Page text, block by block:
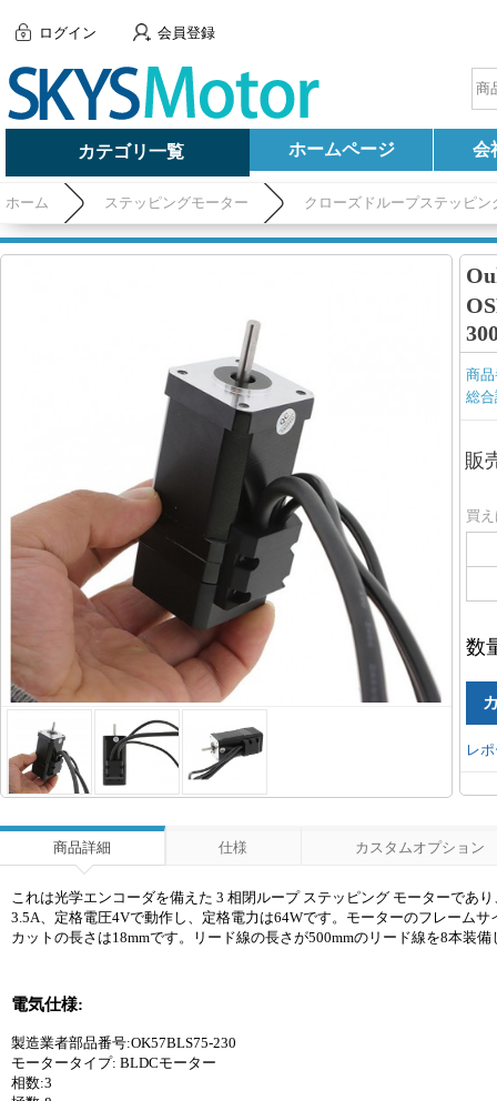
ログイン 会員登録
カテゴリ一覧 ホームページ 会
ホーム ステッピングモーター クローズドループステッピン
き 3相 20Ncm 4V 64W 3000RPM 42x42 mm
商
総
販
買
数
レ
商品詳細 仕様 カスタムオプション
これは光学エンコーダを備えた 3 相閉ループ ステッピング モーターであ
3.5A、定格電圧4Vで動作し、定格電力は64Wです。モーターのフレーム
カットの長さは18mmです。リード線の長さが500mmのリード線を8本装備
電気仕様:
製造業者部品番号:OK57BLS75-230
モータータイプ: BLDCモーター
相数:3